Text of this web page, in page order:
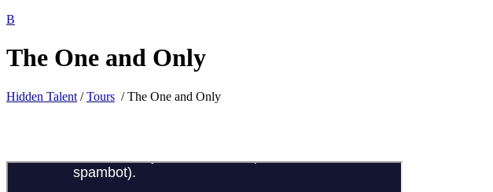
The One and Only
Hidden Talent /Tours /The One and Only